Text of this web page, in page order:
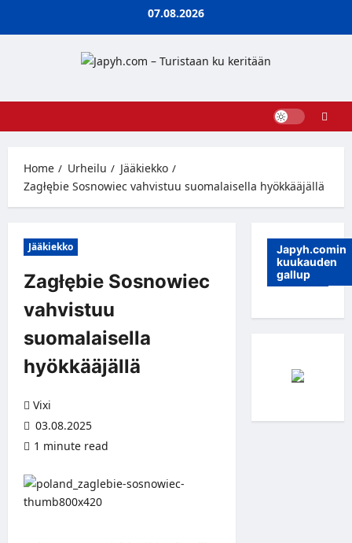
07.08.2026
Home Urheilu
Jääkiekko
Zagłębie Sosnowiec vahvistuu suomalaisella hyökkääjällä
Jääkiekko
Zagłębie Sosnowiec
vahvistuu
suomalaisella
hyökkääjällä
Vixi
03.08.2025
1 minute read
Japyh.comin
kuukauden
gallup